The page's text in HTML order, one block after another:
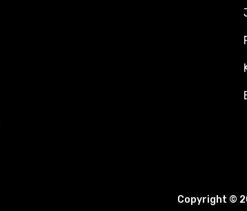
Copyright ©